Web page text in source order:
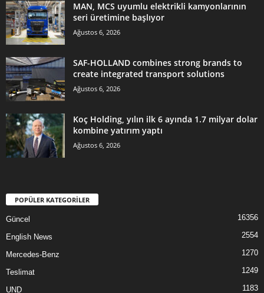
MAN, MCS uyumlu elektrikli kamyonlarının
seri üretimine başlıyor
Ağustos 6, 2026
SAF-HOLLAND combines strong brands to
create integrated transport solutions
Ağustos 6, 2026
Koç Holding, yılın ilk 6 ayında 1.7 milyar dolar
kombine yatırım yaptı
Ağustos 6, 2026
POPÜLER KATEGORİLER
Güncel 16356
English News 2554
Mercedes-Benz 1270
Teslimat 1249
UND 1183